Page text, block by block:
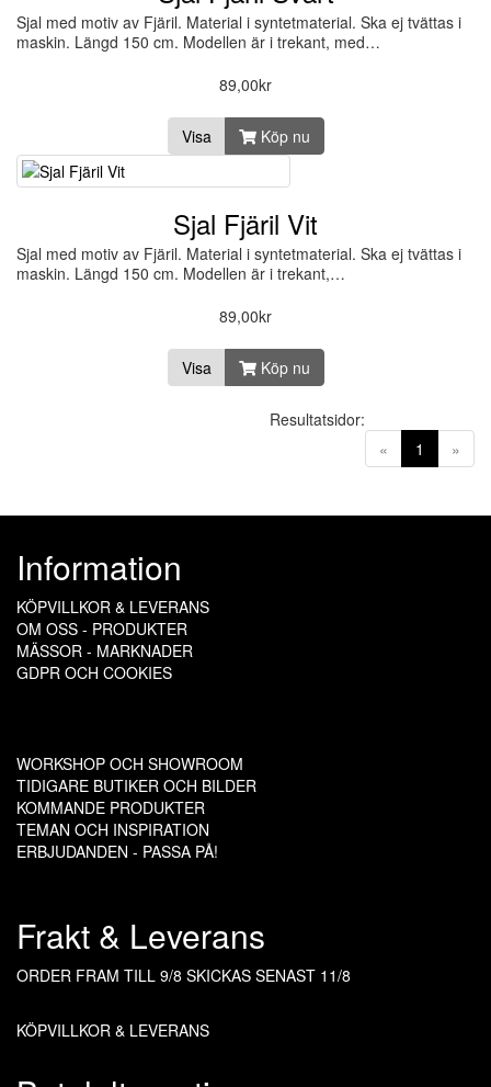
Sjal med motiv av Fjäril. Material i syntetmaterial. Ska ej tvättas i
maskin. Längd 150 cm. Modellen är i trekant, med…
89,00kr
Visa Köp nu
Sjal Fjäril Vit
Sjal med motiv av Fjäril. Material i syntetmaterial. Ska ej tvättas i
maskin. Längd 150 cm. Modellen är i trekant,…
89,00kr
Visa Köp nu
« 1 (current)
»
Resultatsidor:
Information
KÖPVILLKOR & LEVERANS
OM OSS - PRODUKTER
MÄSSOR - MARKNADER
GDPR OCH COOKIES
WORKSHOP OCH SHOWROOM
TIDIGARE BUTIKER OCH BILDER
KOMMANDE PRODUKTER
TEMAN OCH INSPIRATION
ERBJUDANDEN - PASSA PÅ!
Frakt & Leverans
ORDER FRAM TILL 9/8 SKICKAS SENAST 11/8
KÖPVILLKOR & LEVERANS